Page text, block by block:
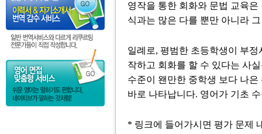
영작을 통한 회화와 문법 교육
식과는 많은 다를 뿐만 아니라
일례로, 평범한 초등학생이 부
작하고 회화를 할 수 있다는 사
수준이 왠만한 중학생 보다 나
바로 나타납니다. 영어가 기초
* 링크에 들어가시면 평가 문제